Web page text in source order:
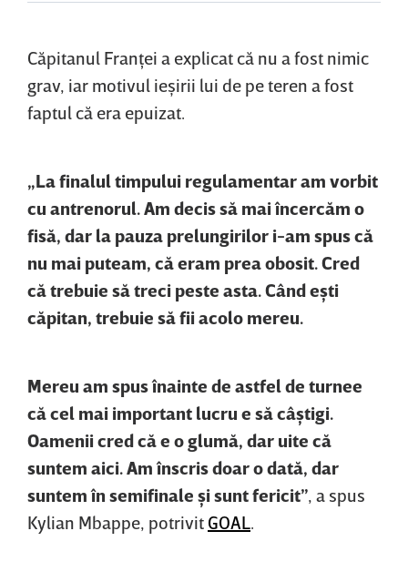
Căpitanul Franţei a explicat că nu a fost nimic
grav, iar motivul ieşirii lui de pe teren a fost
faptul că era epuizat.
„La finalul timpului regulamentar am vorbit
cu antrenorul. Am decis să mai încercăm o
fisă, dar la pauza prelungirilor i-am spus că
nu mai puteam, că eram prea obosit. Cred
că trebuie să treci peste asta. Când eşti
căpitan, trebuie să fii acolo mereu.
Mereu am spus înainte de astfel de turnee
că cel mai important lucru e să câştigi.
Oamenii cred că e o glumă, dar uite că
suntem aici. Am înscris doar o dată, dar
suntem în semifinale şi sunt fericit”, a spus
Kylian Mbappe, potrivit GOAL.